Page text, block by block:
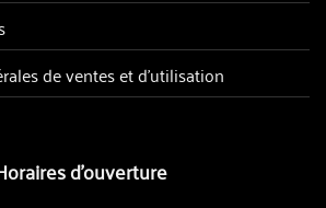
de ventes et d'utilisation
d'ouverture